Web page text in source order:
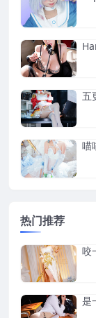
五
喵
热门推荐
咬
是